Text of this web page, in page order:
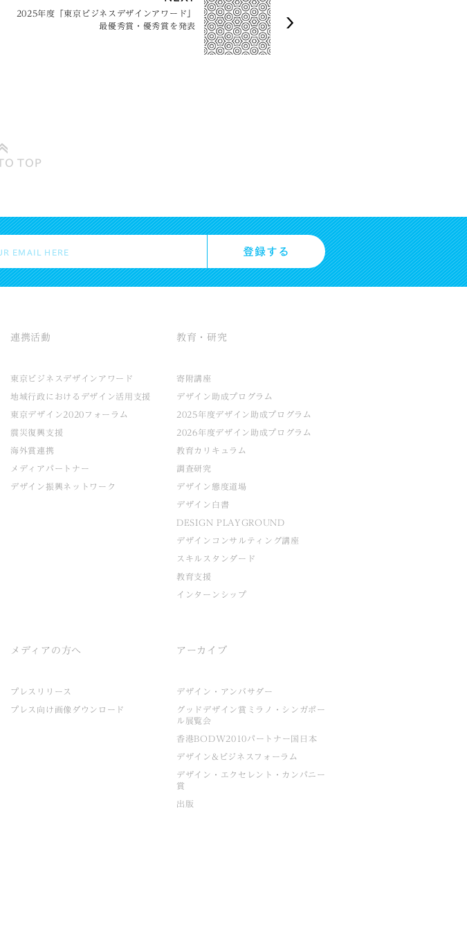
2025年度「東京ビジネスデザインアワード」
最優秀賞・優秀賞を発表
TOP
連携活動
東京ビジネスデザインアワード
地域行政におけるデザイン活用支援
東京デザイン2020フォーラム
震災復興支援
海外賞連携
メディアパートナー
デザイン振興ネットワーク
教育・研究
寄附講座
デザイン助成プログラム
2025年度デザイン助成プログラム
2026年度デザイン助成プログラム
教育カリキュラム
調査研究
デザイン態度道場
デザイン白書
DESIGN PLAYGROUND
デザインコンサルティング講座
スキルスタンダード
教育支援
インターンシップ
メディアの方へ
プレスリリース
プレス向け画像ダウンロード
アーカイブ
デザイン・アンバサダー
グッドデザイン賞ミラノ・シンガポー
ル展覧会
香港BODW2010パートナー国日本
デザイン&ビジネスフォーラム
デザイン・エクセレント・カンパニー
賞
出版